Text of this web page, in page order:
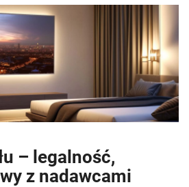
– legalność,
z nadawcami